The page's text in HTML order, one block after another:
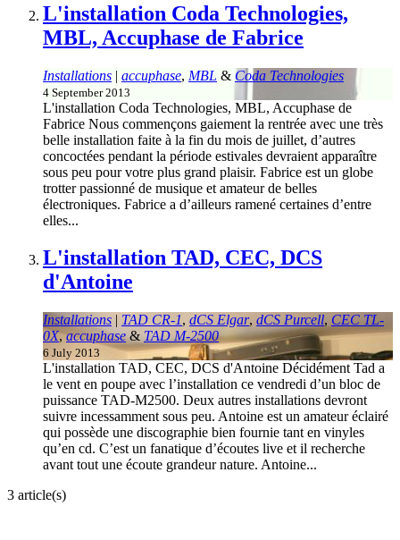
L'installation Coda Technologies,
MBL, Accuphase de Fabrice
Installations | accuphase, MBL & Coda Technologies
4 September 2013
L'installation Coda Technologies, MBL, Accuphase de
Fabrice Nous commençons gaiement la rentrée avec une très
belle installation faite à la fin du mois de juillet, d’autres
concoctées pendant la période estivales devraient apparaître
sous peu pour votre plus grand plaisir. Fabrice est un globe
trotter passionné de musique et amateur de belles
électroniques. Fabrice a d’ailleurs ramené certaines d’entre
elles...
L'installation TAD, CEC, DCS
d'Antoine
Installations | TAD CR-1, dCS Elgar, dCS Purcell, CEC TL-
0X,accuphase& TAD M-2500
6 July 2013
L'installation TAD, CEC, DCS d'Antoine Décidément Tad a
le vent en poupe avec l’installation ce vendredi d’un bloc de
puissance TAD-M2500. Deux autres installations devront
suivre incessamment sous peu. Antoine est un amateur éclairé
qui possède une discographie bien fournie tant en vinyles
qu’en cd. C’est un fanatique d’écoutes live et il recherche
avant tout une écoute grandeur nature. Antoine...
3 article(s)